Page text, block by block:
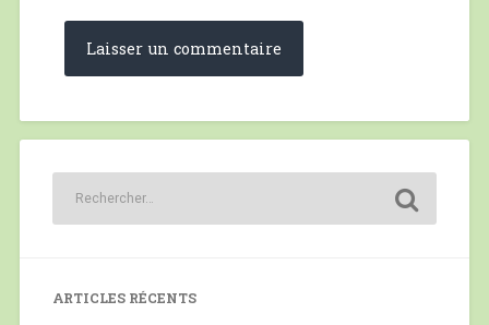
ARTICLES RÉCENTS